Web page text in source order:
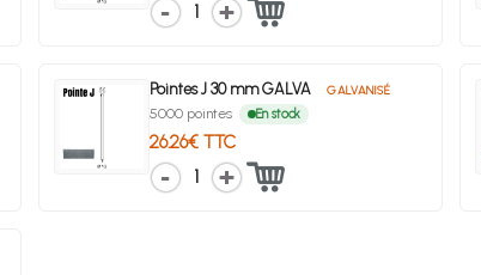
1
Pointes J 30 mm GALVA GALVANISÉ
5000 pointes En stock
26.26€ TTC
1